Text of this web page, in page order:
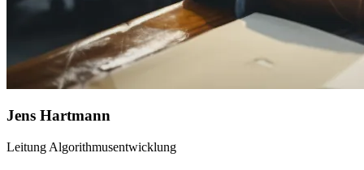
Jens Hartmann
Leitung Algorithmusentwicklung